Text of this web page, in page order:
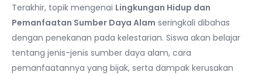
Terakhir, topik mengenai Lingkungan Hidup dan
Pemanfaatan Sumber Daya Alam seringkali dibahas
dengan penekanan pada kelestarian. Siswa akan belajar
tentang jenis-jenis sumber daya alam, cara
pemanfaatannya yang bijak, serta dampak kerusakan